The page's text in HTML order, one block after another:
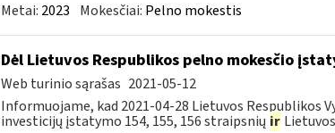
Metai: 2023 Mokesčiai: Pelno mokestis
Dėl Lietuvos Respublikos pelno mokesčio
Web turinio sąrašas 2021-05-12
Informuojame, kad 2021-04-28 Lietuvos Respublikos
investicijų įstatymo 154, 155, 156 straipsnių ir